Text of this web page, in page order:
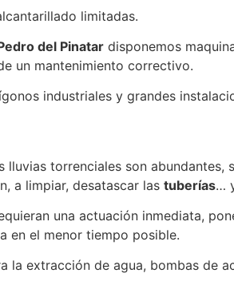
limitadas.
del Pinatar disponemos
un mantenimiento correctivo.
industriales y grandes
lluvias torrenciales son
a limpiar, desatascar las tuberías…
una actuación inmediata,
en el menor tiempo posible.
la extracción de agua, bombas de